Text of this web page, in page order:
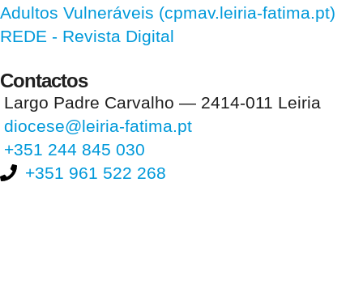
Adultos Vulneráveis (cpmav.leiria-fatima.pt)
REDE - Revista Digital
Contactos
Largo Padre Carvalho — 2414-011 Leiria
diocese@leiria-fatima.pt
+351 244 845 030
+351 961 522 268